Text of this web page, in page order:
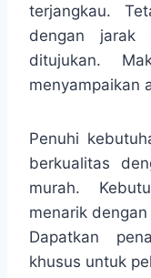
terjangkau.
dengan jarak
ditujukan.
menyampaikan
Penuhi
berkualitas
murah.
menarik
Dapatkan
khusus untuk